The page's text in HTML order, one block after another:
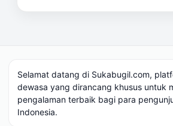
Selamat datang di Sukabugil.com,
dewasa yang dirancang khusus untuk
pengalaman terbaik bagi para
Indonesia.